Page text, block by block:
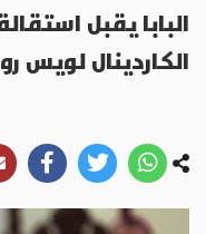
البابا يقبل
الكاردينال لويس